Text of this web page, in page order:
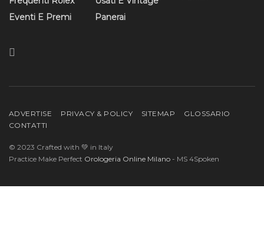
Eventi E Premi
Panerai
ADVERTISE PRIVACY & POLICY SITEMAP
GLOSSARIO
CONTATTI
© 2023 Crafted with 💚 in Italy
Practice Make Perfect Orologeria Online Milano - MS 4Spoken